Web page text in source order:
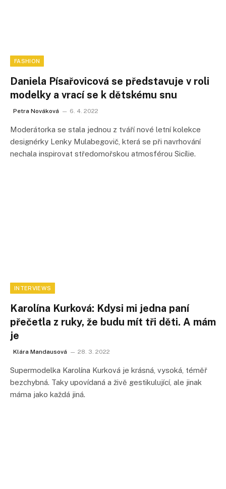
FASHION
Daniela Písařovicová se představuje v roli
modelky a vrací se k dětskému snu
Petra Nováková 6. 4. 2022
Moderátorka se stala jednou z tváří nové letní kolekce
designérky Lenky Mulabegovič, která se při navrhování
nechala inspirovat středomořskou atmosférou Sicílie.
INTERVIEWS
Karolína Kurková: Kdysi mi jedna paní
přečetla z ruky, že budu mít tři děti. A mám
je
Klára Mandausová 28. 3. 2022
Supermodelka Karolína Kurková je krásná, vysoká, téměř
bezchybná. Taky upovídaná a živě gestikulující, ale jinak
máma jako každá jiná.